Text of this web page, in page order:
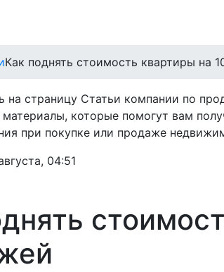
Как поднять стоимость квартиры на
на страницу Статьи компании по
которые помогут вам
при покупке или продаже
04:51